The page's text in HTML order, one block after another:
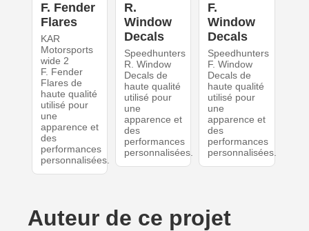
F. Fender
Flares
KAR
Motorsports
wide 2
F. Fender
Flares de
haute qualité
utilisé pour
une
apparence et
des
performances
personnalisées.
R.
Window
Decals
Speedhunters
R. Window
Decals de
haute qualité
utilisé pour
une
apparence et
des
performances
personnalisées.
F.
Window
Decals
Speedhunters
F. Window
Decals de
haute qualité
utilisé pour
une
apparence et
des
performances
personnalisées.
Auteur de ce projet